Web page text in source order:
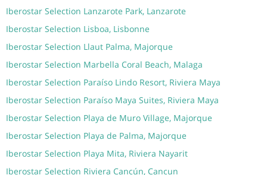
Iberostar Selection Lanzarote Park, Lanzarote
Iberostar Selection Lisboa, Lisbonne
Iberostar Selection Llaut Palma, Majorque
Iberostar Selection Marbella Coral Beach, Malaga
Iberostar Selection Paraíso Lindo Resort, Riviera Maya
Iberostar Selection Paraíso Maya Suites, Riviera Maya
Iberostar Selection Playa de Muro Village, Majorque
Iberostar Selection Playa de Palma, Majorque
Iberostar Selection Playa Mita, Riviera Nayarit
Iberostar Selection Riviera Cancún, Cancun